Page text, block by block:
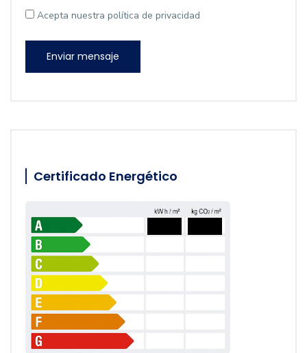
Acepta nuestra política de privacidad
Enviar mensaje
Certificado Energético